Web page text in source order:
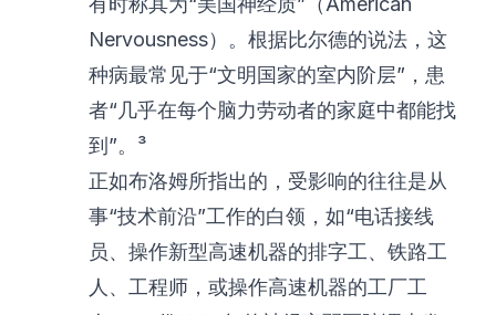
Nervousness）。根据比尔德的说法，这
种病最常见于“文明国家的室内阶层”，患
者“几乎在每个脑力劳动者的家庭中都能找
到”。³
正如布洛姆所指出的，受影响的往往是从
事“技术前沿”工作的白领，如“电话接线
员、操作新型高速机器的排字工、铁路工
人、工程师，或操作高速机器的工厂工